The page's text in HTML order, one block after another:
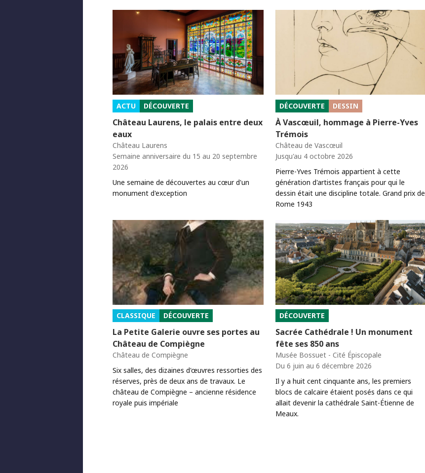
ACTU DÉCOUVERTE
Château Laurens, le palais entre deux
eaux
Château Laurens
Semaine anniversaire du 15 au 20 septembre
2026
Une semaine de découvertes au cœur d'un
monument d'exception
DÉCOUVERTE DESSIN
À Vascœuil, hommage à Pierre-Yves
Trémois
Château de Vascœuil
Jusqu'au 4 octobre 2026
Pierre-Yves Trémois appartient à cette
génération d'artistes français pour qui le
dessin était une discipline totale. Grand prix de
Rome 1943
CLASSIQUE DÉCOUVERTE
La Petite Galerie ouvre ses portes au
Château de Compiègne
Château de Compiègne
Six salles, des dizaines d'œuvres ressorties des
réserves, près de deux ans de travaux. Le
château de Compiègne – ancienne résidence
royale puis impériale
DÉCOUVERTE
Sacrée Cathédrale ! Un monument
fête ses 850 ans
Musée Bossuet - Cité Épiscopale
Du 6 juin au 6 décembre 2026
Il y a huit cent cinquante ans, les premiers
blocs de calcaire étaient posés dans ce qui
allait devenir la cathédrale Saint-Étienne de
Meaux.